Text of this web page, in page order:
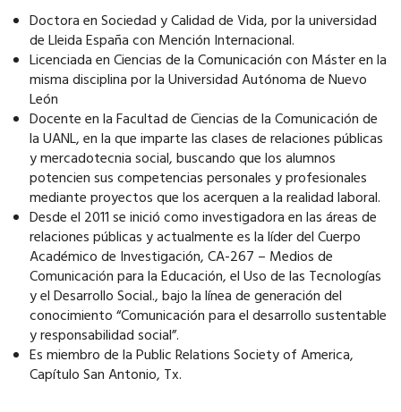
Doctora en Sociedad y Calidad de Vida, por la universidad
de Lleida España con Mención Internacional.
Licenciada en Ciencias de la Comunicación con Máster en la
misma disciplina por la Universidad Autónoma de Nuevo
León
Docente en la Facultad de Ciencias de la Comunicación de
la UANL, en la que imparte las clases de relaciones públicas
y mercadotecnia social, buscando que los alumnos
potencien sus competencias personales y profesionales
mediante proyectos que los acerquen a la realidad laboral.
Desde el 2011 se inició como investigadora en las áreas de
relaciones públicas y actualmente es la líder del Cuerpo
Académico de Investigación, CA-267 – Medios de
Comunicación para la Educación, el Uso de las Tecnologías
y el Desarrollo Social., bajo la línea de generación del
conocimiento “Comunicación para el desarrollo sustentable
y responsabilidad social”.
Es miembro de la Public Relations Society of America,
Capítulo San Antonio, Tx.